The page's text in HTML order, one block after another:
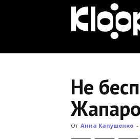
Не
От Анна Капушенко -